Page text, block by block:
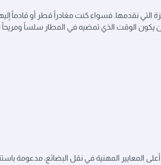
التي نقدمها. فسواء كنت مغادراً قطر أو قادماً
الوقت الذي تمضيه في المطار سلساً ومريحاً
المعايير المهنية في نقل البضائع، مدعومة